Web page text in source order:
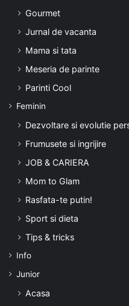
Gourmet
Jurnal de vacanta
Mama si tata
Meseria de parinte
Parinti Cool
Feminin
Dezvoltare si evolutie
Frumusete si ingrijire
JOB & CARIERA
Mom to Glam
Rasfata-te putin!
Sport si dieta
Tips & tricks
Info
Junior
Acasa